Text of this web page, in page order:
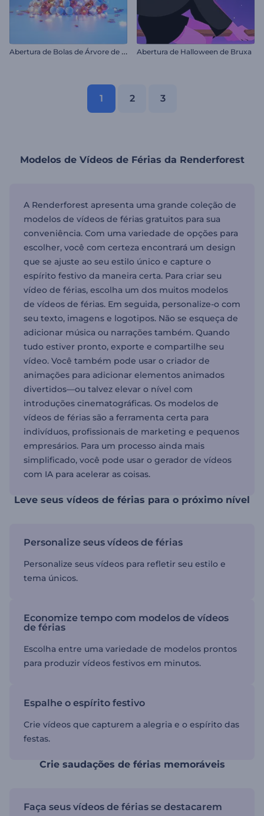
A
bertura de Bolas de Árvore de Natal Abertura de Halloween de Bruxa
1 2 3
Modelos de Vídeos de Férias da Renderforest
A Renderforest apresenta uma grande coleção de
modelos de vídeos de férias gratuitos para sua
conveniência. Com uma variedade de opções para
escolher, você com certeza encontrará um design
que se ajuste ao seu estilo único e capture o
espírito festivo da maneira certa. Para criar seu
vídeo de férias, escolha um dos muitos modelos
de vídeos de férias. Em seguida, personalize-o com
seu texto, imagens e logotipos. Não se esqueça de
adicionar música ou narrações também. Quando
tudo estiver pronto, exporte e compartilhe seu
vídeo. Você também pode usar o criador de
animações para adicionar elementos animados
divertidos—ou talvez elevar o nível com
introduções cinematográficas. Os modelos de
vídeos de férias são a ferramenta certa para
indivíduos, profissionais de marketing e pequenos
empresários. Para um processo ainda mais
simplificado, você pode usar o gerador de vídeos
com IA para acelerar as coisas.
Leve seus vídeos de férias para o próximo nível
Personalize seus vídeos de férias
Personalize seus vídeos para refletir seu estilo e
tema únicos.
Economize tempo com modelos de vídeos
de férias
Escolha entre uma variedade de modelos prontos
para produzir vídeos festivos em minutos.
Espalhe o espírito festivo
Crie vídeos que capturem a alegria e o espírito das
festas.
Crie saudações de férias memoráveis
Faça seus vídeos de férias se destacarem